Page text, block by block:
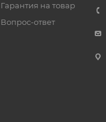
Гарантия на товар
Вопрос-ответ